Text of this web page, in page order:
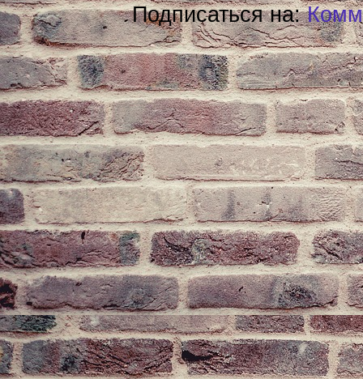
Подписаться на: